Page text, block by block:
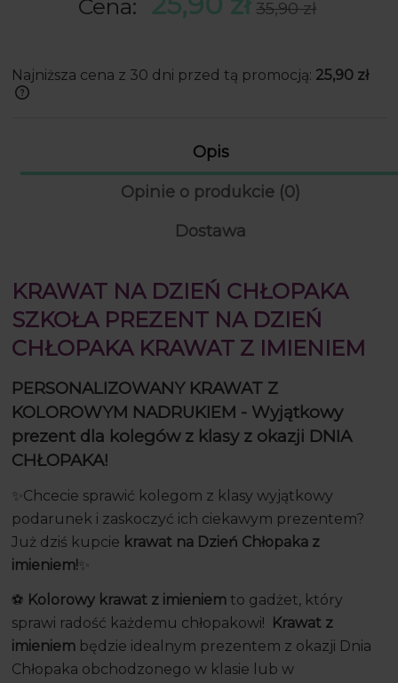
to aby Twój gotowy produkt był jedyny
Cena: 35,90 zł
Najniższa cena z 30 dni przed tą promocją: 25,90 zł
cena od momentu, kiedy produkt
pojawił się w sprzedaży.
Opis
Opinie o produkcie (0)
Dostawa
KRAWAT NA DZIEŃ CHŁOPAKA
SZKOŁA PREZENT NA DZIEŃ
CHŁOPAKA KRAWAT Z IMIENIEM
PERSONALIZOWANY KRAWAT Z
KOLOROWYM NADRUKIEM - Wyjątkowy
prezent dla kolegów z klasy z okazji DNIA
CHŁOPAKA!
✨Chcecie sprawić kolegom z klasy wyjątkowy
podarunek i zaskoczyć ich ciekawym prezentem?
Już dziś kupcie krawat na Dzień Chłopaka z
imieniem!✨
⚽️ Kolorowy krawat z imieniem to gadżet, który
sprawi radość każdemu chłopakowi!
Krawat z
imieniem będzie idealnym prezentem z okazji Dnia
Chłopaka obchodzonego w klasie lub w